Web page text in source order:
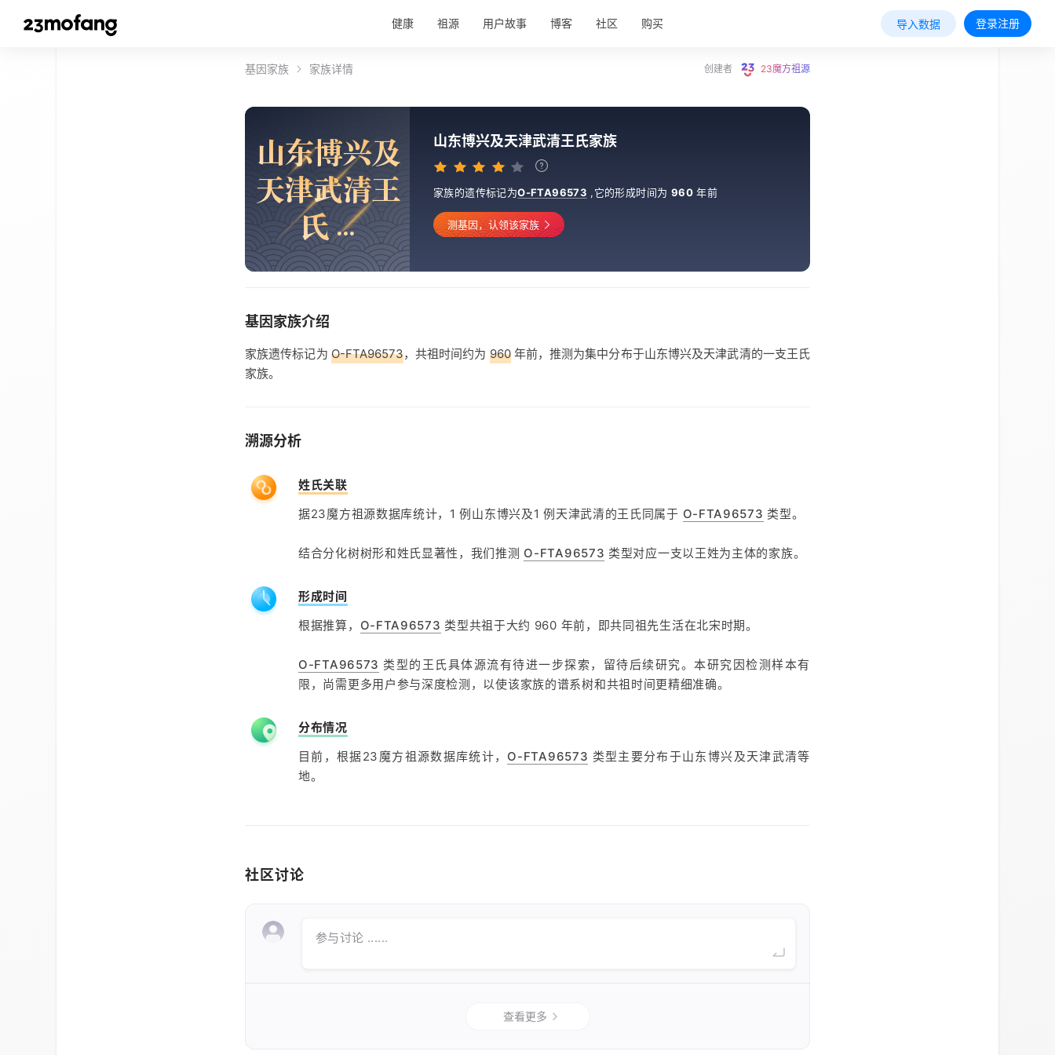
健康 祖源 用户故事 博客 社区 购买 导入数据 登录注册
基因家族 家族详情 创建者 23魔方祖源
山东博兴及
天津武清王
氏...
山东博兴及天津武清王氏家族
家族的遗传标记为O-FTA96573 ,它的形成时间为 960 年前
测基因，认领该家族
基因家族介绍
家族遗传标记为 O-FTA96573，共祖时间约为 960年前，推测为集中分布于山东博兴及天津武清的一支王氏
家族。
溯源分析
姓氏关联
据23魔方祖源数据库统计，1 例山东博兴及1 例天津武清的王氏同属于 O-FTA96573 类型。
结合分化树树形和姓氏显著性，我们推测 O-FTA96573 类型对应一支以王姓为主体的家族。
形成时间
根据推算， O-FTA96573 类型共祖于大约 960 年前，即共同祖先生活在北宋时期。
O-FTA96573 类型的王氏具体源流有待进一步探索，留待后续研究。本研究因检测样本有
限，尚需更多用户参与深度检测，以使该家族的谱系树和共祖时间更精细准确。
分布情况
目前，根据23魔方祖源数据库统计， O-FTA96573 类型主要分布于山东博兴及天津武清等
地。
社区讨论
参与讨论 ......
查看更多